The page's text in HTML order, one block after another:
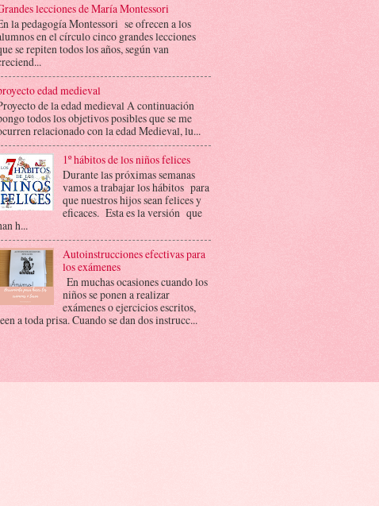
lecciones de María Montessori
la pedagogía Montessori se ofrecen a los
en el círculo cinco grandes lecciones
se repiten todos los años, según van
edad medieval
de la edad medieval A continuación
todos los objetivos posibles que se me
relacionado con la edad Medieval, lu...
1º hábitos de los niños felices
Durante las próximas semanas
vamos a trabajar los hábitos para
que nuestros hijos sean felices y
eficaces. Esta es la versión que
h...
Autoinstrucciones efectivas para
los exámenes
En muchas ocasiones cuando los
niños se ponen a realizar
exámenes o ejercicios escritos,
a toda prisa. Cuando se dan dos instrucc...